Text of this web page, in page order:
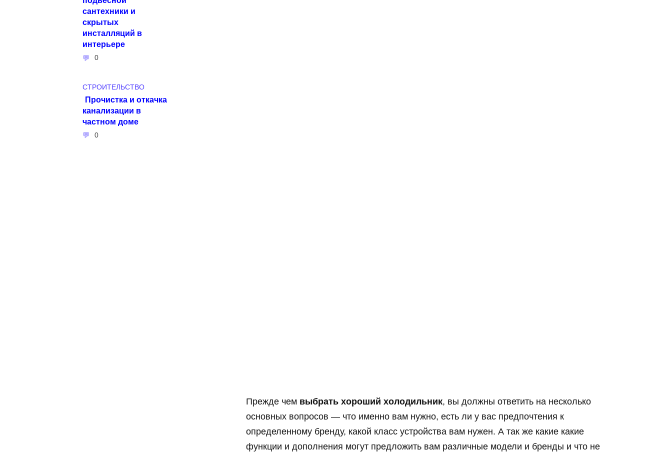
Прежде чем выбрать хороший холодильник, вы должны ответить на несколько
основных вопросов — что именно вам нужно, есть ли у вас предпочтения к
определенному бренду, какой класс устройства вам нужен. А так же какие какие
функции и дополнения могут предложить вам различные модели и бренды и что не
сантехники и
скрытых
инсталляций в
интерьере
0
СТРОИТЕЛЬСТВО
Прочистка и откачка
канализации в
частном доме
0